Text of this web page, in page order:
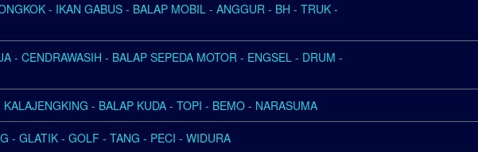
- IKAN GABUS - BALAP MOBIL - ANGGUR - BH - TRUK -
- CENDRAWASIH - BALAP SEPEDA MOTOR - ENGSEL - DRUM -
KALAJENGKING - BALAP KUDA - TOPI - BEMO - NARASUMA
- GLATIK - GOLF - TANG - PECI - WIDURA